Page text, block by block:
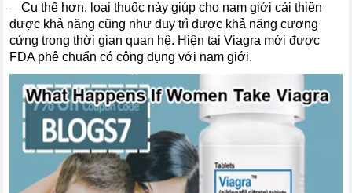
―Cụ thể hơn, loại thuốc này giúp cho nam giới cải thiện
được khả năng cũng như duy trì được khả năng cương
cứng trong thời gian quan hệ. Hiện tại Viagra mới được
FDA phê chuẩn có công dụng với nam giới.